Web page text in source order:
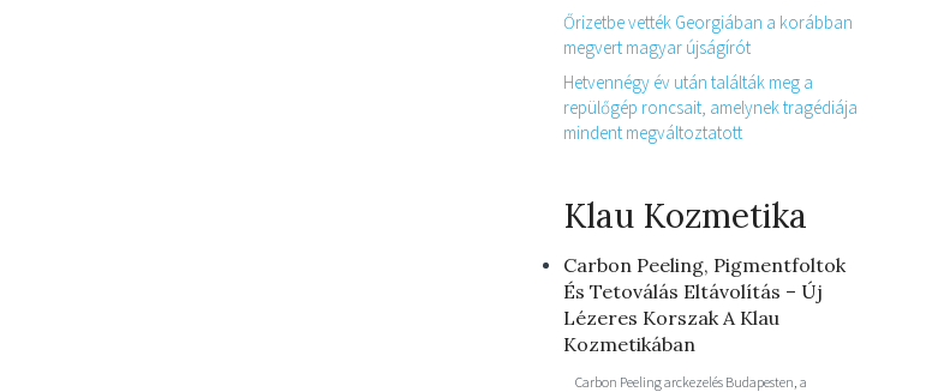
Őrizetbe vették Georgiában a korábban
megvert magyar újságírót
Hetvennégy év után találták meg a
repülőgép roncsait, amelynek tragédiája
mindent megváltoztatott
Klau Kozmetika
Carbon Peeling, Pigmentfoltok
És Tetoválás Eltávolítás – Új
Lézeres Korszak A Klau
Kozmetikában
Carbon Peeling arckezelés Budapesten, a